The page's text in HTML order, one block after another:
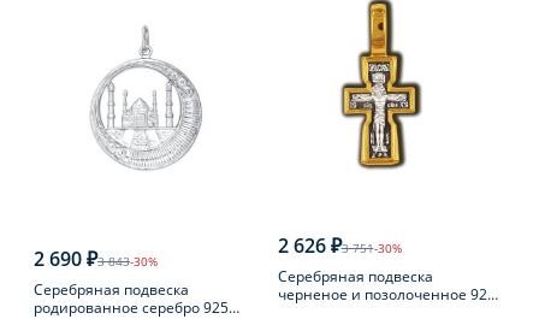
2 690 ₽3 843-30%
Серебряная подвеска
родированное серебро 925
2 626 ₽3 751-30%
Серебряная подвеска
черненое и позолоченное 925